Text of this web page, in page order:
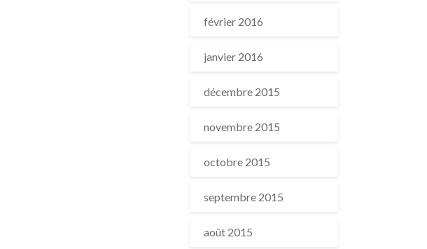
février 2016
janvier 2016
décembre 2015
novembre 2015
octobre 2015
septembre 2015
août 2015